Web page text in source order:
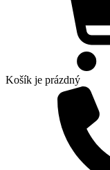
Košík je prázdný